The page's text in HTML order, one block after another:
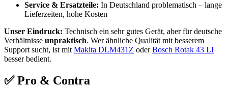
Service & Ersatzteile: In Deutschland problematisch – lange
Lieferzeiten, hohe Kosten
Unser Eindruck: Technisch ein sehr gutes Gerät, aber für deutsche
Verhältnisse unpraktisch. Wer ähnliche Qualität mit besserem
Support sucht, ist mit Makita DLM431Z oderBosch Rotak 43 LI
besser bedient.
✅ Pro & Contra